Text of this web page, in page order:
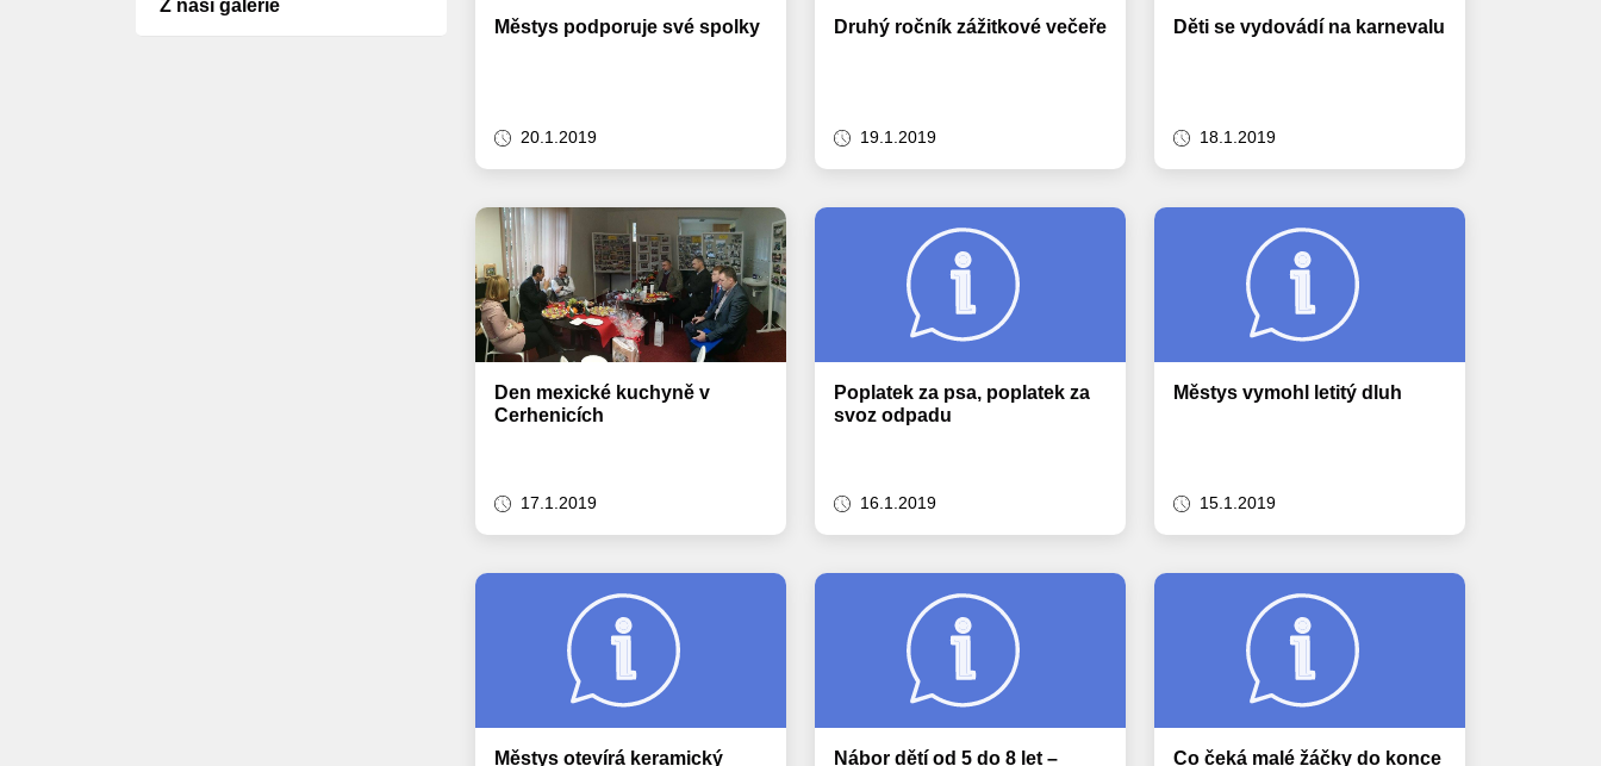
Z naší galerie
Městys podporuje své spolky
20.1.2019
Druhý ročník zážitkové večeře
19.1.2019
Děti se vydovádí na karnevalu
18.1.2019
Den mexické kuchyně v
Cerhenicích
17.1.2019
Poplatek za psa, poplatek za
svoz odpadu
16.1.2019
Městys vymohl letitý dluh
15.1.2019
Městys otevírá keramický
Nábor dětí od 5 do 8 let –
Co čeká malé žáčky do konce